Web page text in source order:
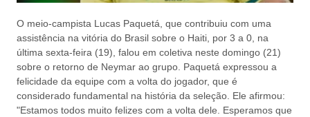
O meio-campista Lucas Paquetá, que contribuiu com uma
assistência na vitória do Brasil sobre o Haiti, por 3 a 0, na
última sexta-feira (19), falou em coletiva neste domingo (21)
sobre o retorno de Neymar ao grupo. Paquetá expressou a
felicidade da equipe com a volta do jogador, que é
considerado fundamental na história da seleção. Ele afirmou:
"Estamos todos muito felizes com a volta dele. Esperamos que